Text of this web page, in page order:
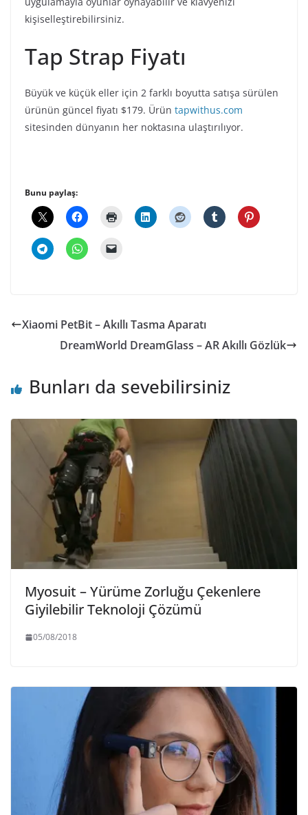
kişiselleştirebilirsiniz.
Tap Strap Fiyatı
Büyük ve küçük eller için 2 farklı boyutta satışa sürülen
ürünün güncel fiyatı $179. Ürün tapwithus.com
sitesinden dünyanın her noktasına ulaştırılıyor.
Bunu paylaş:
Xiaomi PetBit – Akıllı Tasma Aparatı
DreamWorld DreamGlass – AR Akıllı Gözlük
Bunları da sevebilirsiniz
Myosuit – Yürüme Zorluğu Çekenlere
Giyilebilir Teknoloji Çözümü
05/08/2018